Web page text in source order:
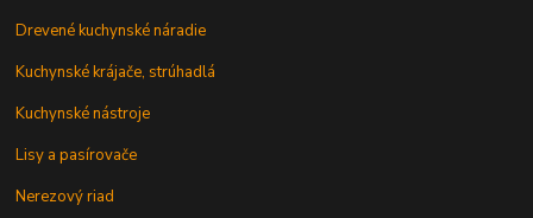
Drevené kuchynské náradie
Kuchynské krájače, strúhadlá
Kuchynské nástroje
Lisy a pasírovače
Nerezový riad